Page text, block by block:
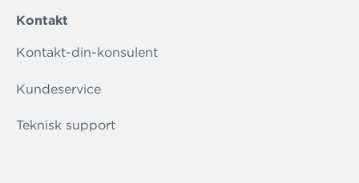
Kontakt
Kontakt-din-konsulent
Kundeservice
Teknisk support